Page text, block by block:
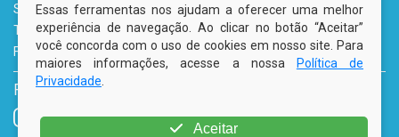
Serviços Digitais
Tributário
Fale Conosco
REDES SOCIAIS
Essas ferramentas nos ajudam a oferecer uma melhor
experiência de navegação. Ao clicar no botão “Aceitar”
você concorda com o uso de cookies em nosso site. Para
maiores informações, acesse a nossa
Política de
Privacidade
Aceitar